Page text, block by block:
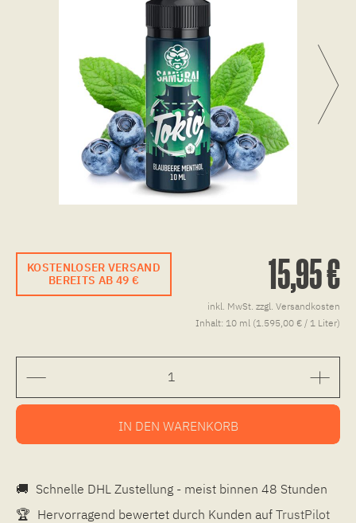
KOSTENLOSER VERSAND
BEREITS AB 49 €
15,95 €
inkl. MwSt. zzgl. Versandkosten
Inhalt: 10 ml (1.595,00 € / 1 Liter)
IN DEN WARENKORB
🚚 Schnelle DHL Zustellung - meist binnen 48 Stunden
🏆 Hervorragend bewertet durch Kunden auf TrustPilot